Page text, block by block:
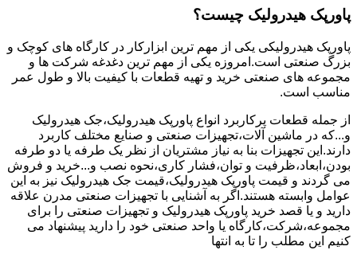
پاورپک هیدرولیک چیست؟
پاورپک هیدرولیکی یکی از مهم ترین ابزارکار در کارگاه های کوچک و
بزرگ صنعتی است.امروزه یکی از مهم ترین دغدغه شرکت ها و
مجموعه های صنعتی خرید و تهیه قطعات با کیفیت بالا و طول عمر
مناسب است.
از جمله قطعات پرکاربرد انواع پاورپک هیدرولیک،جک هیدرولیک
و...که در ماشین آلات،تجهیزات صنعتی و صنایع مختلف کاربرد
دارند.این تجهیزات بنا به نیاز مشتریان از نظر یک طرفه یا دو طرفه
بودن،ابعاد،ظرفیت و توان،فشار کاری،نحوه نصب و...خرید و فروش
می گردند و قیمت پاورپک هیدرولیک،قیمت جک هیدرولیک نیز به این
عوامل وابسته هستند.اگر به آشنایی با تجهیزات صنعتی مدرن علاقه
دارید و یا قصد خرید پاورپک هیدرولیک و تجهیزات صنعتی را برای
مجموعه،شرکت،کارگاه یا واحد صنعتی خود را دارید پیشنهاد می
کنیم این مطلب را تا به انتها